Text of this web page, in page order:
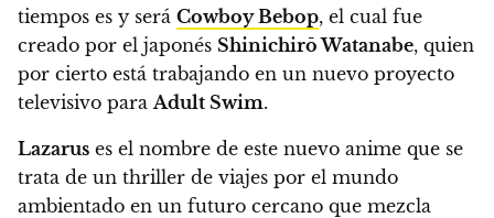
tiempos es y será Cowboy Bebop, el cual fue
creado por el japonés Shinichirō Watanabe, quien
por cierto está trabajando en un nuevo proyecto
televisivo para Adult Swim.
Lazarus es el nombre de este nuevo anime que se
trata de un thriller de viajes por el mundo
ambientado en un futuro cercano que mezcla